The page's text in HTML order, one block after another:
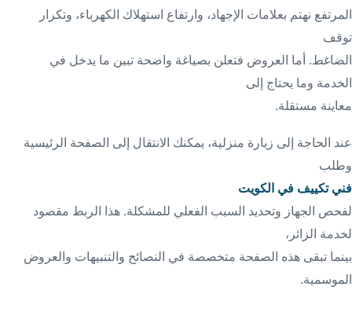
المرتفع نهتم بعلامات الإجهاد، وارتفاع استهلاك الكهرباء، وتكرار
توقف
الضاغط. أما العروض فتعلن بصياغة واضحة تبين ما يدخل في
الخدمة وما يحتاج إلى
معاينة مستقلة.
عند الحاجة إلى زيارة منزلية، يمكنك الانتقال إلى الصفحة الرئيسية
وطلب
فني تكييف في الكويت
لفحص الجهاز وتحديد السبب الفعلي للمشكلة. هذا الربط مقصود
لخدمة الزائر،
بينما تبقى هذه الصفحة متخصصة في النصائح والتنبيهات والعروض
الموسمية.